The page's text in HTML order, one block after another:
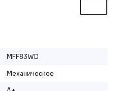
MFF83WD
Механическое